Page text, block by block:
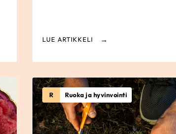
LUE ARTIKKELI
R Ruoka ja hyvinvointi